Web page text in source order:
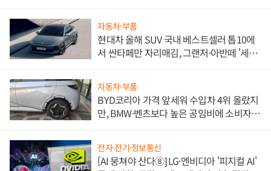
자동차·부품
현대차 올해 SUV 국내 베스트셀러 톱10에
서 싼타페만 자리매김, 그랜저·아반떼 '세단
자동차·부품
BYD코리아 가격 앞세워 수입차 4위 올랐지
만, BMW·벤츠보다 높은 공임비에 소비자
전자·전기·정보통신
[AI 뭉쳐야 산다⑧] LG·엔비디아 '피지컬 AI'